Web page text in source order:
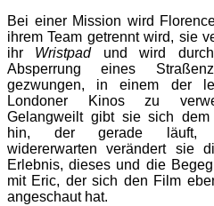
Bei einer Mission wird
ihrem Team getrennt wird, sie
ihr Wristpadund wird
Absperrung eines
gezwungen, in einem der
Londoner Kinos zu
Gelangweilt gibt sie sich
hin, der gerade läuft,
widererwarten verändert sie
Erlebnis, dieses und die
mit Eric, der sich den Film
angeschaut hat.